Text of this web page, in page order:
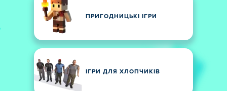
ПРИГОДНИЦЬКІ ІГРИ
ІГРИ ДЛЯ ХЛОПЧИКІВ